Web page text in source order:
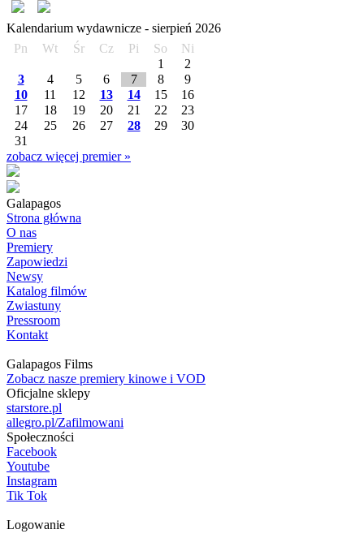
Kalendarium wydawnicze - sierpień 2026
Pn
Wt Śr Cz Pi So
Ni
1
2
3
4 5 6 7 8
9
10
11 12 13 14 15
16
17
18 19 20 21 22
23
24
25 26 27 28 29
30
31
zobacz więcej premier »
Galapagos
Strona główna
O nas
Premiery
Zapowiedzi
Newsy
Katalog filmów
Zwiastuny
Pressroom
Kontakt
Galapagos Films
Zobacz nasze premiery kinowe i VOD
Oficjalne sklepy
starstore.pl
allegro.pl/Zafilmowani
Społeczności
Facebook
Youtube
Instagram
Tik Tok
Logowanie